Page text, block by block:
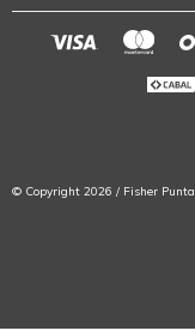
© Copyright 2026 / Fisher Punta